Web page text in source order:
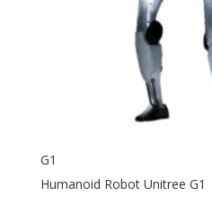
G1
Humanoid Robot Unitree G1